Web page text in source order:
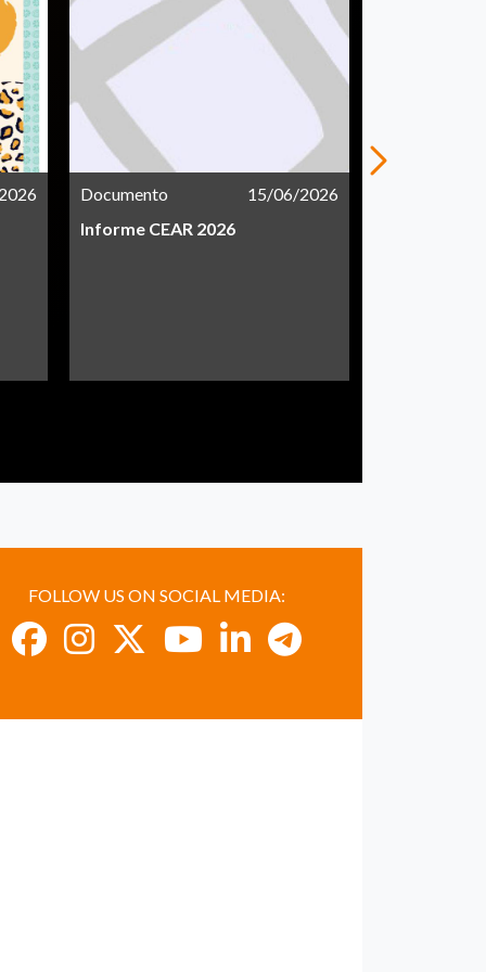
Documento
15/06/2026
Informe CEAR 2026
FOLLOW US ON SOCIAL MEDIA: